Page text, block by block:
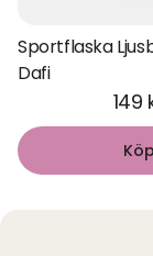
Sportflaska
Dafi
149
Köp